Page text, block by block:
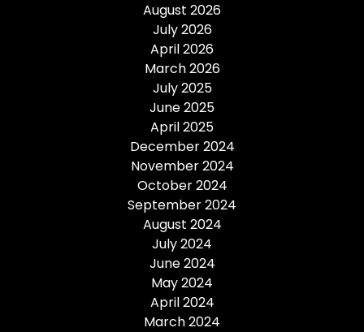
August 2026
July 2026
April 2026
March 2026
July 2025
June 2025
April 2025
December 2024
November 2024
October 2024
September 2024
August 2024
July 2024
June 2024
May 2024
April 2024
March 2024